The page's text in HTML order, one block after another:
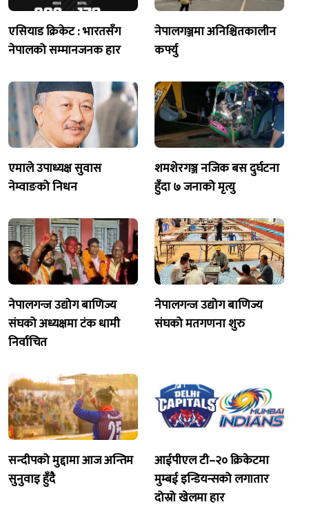
एसियाड क्रिकेट : भारतसँग
नेपालको सम्मानजनक हार
नेपालगञ्जमा अनिश्चितकालीन
कर्फ्यु
एमाले उपाध्यक्ष सुवास
नेम्वाङको निधन
शमशेरगञ्ज नजिक बस दुर्घटना
हुँदा ७ जनाको मृत्यु
नेपालगन्ज उद्योग बाणिज्य
संघको अध्यक्षमा टंक धामी
निर्वाचित
नेपालगन्ज उद्योग बाणिज्य
संघको मतगणना शुरु
सन्दीपको मुद्दामा आज अन्तिम
सुनुवाइ हुँदै
आईपीएल टी–२० क्रिकेटमा
मुम्बई इन्डियन्सको लगातार
दोस्रो खेलमा हार